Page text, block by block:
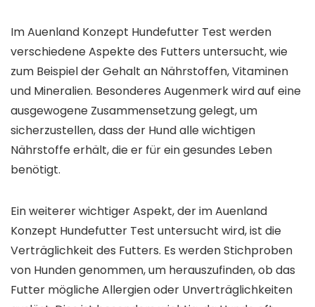
Im Auenland Konzept Hundefutter Test werden
verschiedene Aspekte des Futters untersucht, wie
zum Beispiel der Gehalt an Nährstoffen, Vitaminen
und Mineralien. Besonderes Augenmerk wird auf eine
ausgewogene Zusammensetzung gelegt, um
sicherzustellen, dass der Hund alle wichtigen
Nährstoffe erhält, die er für ein gesundes Leben
benötigt.
Ein weiterer wichtiger Aspekt, der im Auenland
Konzept Hundefutter Test untersucht wird, ist die
Verträglichkeit des Futters. Es werden Stichproben
von Hunden genommen, um herauszufinden, ob das
Futter mögliche Allergien oder Unverträglichkeiten